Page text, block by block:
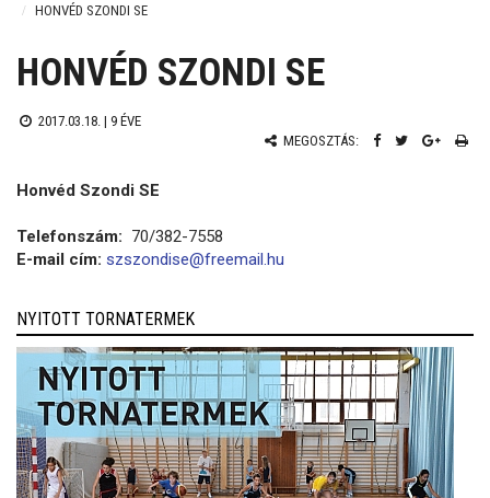
HONVÉD SZONDI SE
HONVÉD SZONDI SE
2017.03.18. | 9 ÉVE
MEGOSZTÁS:
Honvéd Szondi SE
Telefonszám: 70/382-7558
E-mail cím: szszondise@freemail.hu
NYITOTT TORNATERMEK